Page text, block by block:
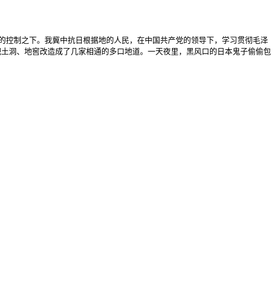
制之下。我冀中抗日根据地的人民，在中国共产党的领导下，学习贯彻毛泽
洞、地窖改造成了几家相通的多口地道。一天夜里，黑风口的日本鬼子偷偷包